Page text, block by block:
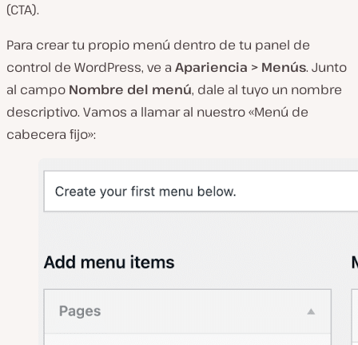
(CTA).
Para crear tu propio menú dentro de tu panel de
control de WordPress, ve a Apariencia > Menús. Junto
al campo Nombre del menú, dale al tuyo un nombre
descriptivo. Vamos a llamar al nuestro «Menú de
cabecera fijo»: